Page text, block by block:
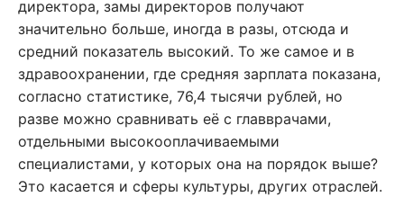
директора, замы директоров получают
значительно больше, иногда в разы, отсюда и
средний показатель высокий. То же самое и в
здравоохранении, где средняя зарплата показана,
согласно статистике, 76,4 тысячи рублей, но
разве можно сравнивать её с главврачами,
отдельными высокооплачиваемыми
специалистами, у которых она на порядок выше?
Это касается и сферы культуры, других отраслей.